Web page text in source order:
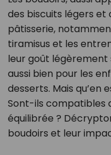
des biscuits légers et
pâtisserie,
tiramisus et les
leur goût
aussi bien pour les
desserts. Mais qu’en
Sont-ils compatibles
équilibrée ?
boudoirs et leur